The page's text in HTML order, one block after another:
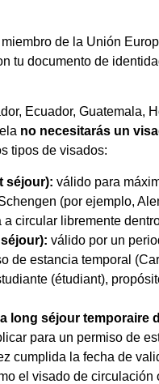
de la Unión
tu documento de
Ecuador, Guatemala,
no necesitarás un
tipos de visados:
séjour): válido para
(por ejemplo,
circular libremente
válido por un
de estancia temporal
(étudiant),
long séjour temporaire
para un permiso de
cumplida la fecha de
el visado de